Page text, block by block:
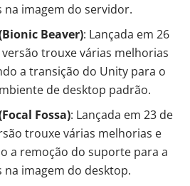
imagem do servidor.
Beaver): Lançada em 26
trouxe várias melhorias
a transição do Unity para o
de desktop padrão.
Fossa): Lançada em 23 de
trouxe várias melhorias e
a remoção do suporte para a
imagem do desktop.